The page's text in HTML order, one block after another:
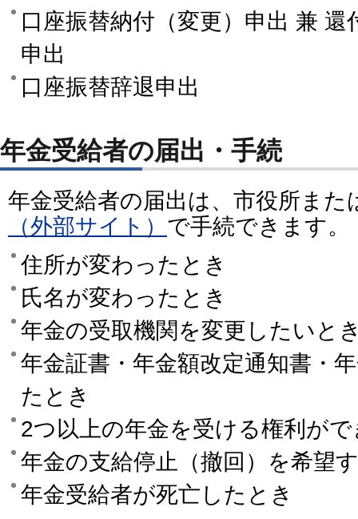
口座振替納付（変更）申出 兼 還
申出
口座振替辞退申出
年金受給者の届出・手続
年金受給者の届出は、市役所また
（外部サイト） で手続できます。
住所が変わったとき
氏名が変わったとき
年金の受取機関を変更したいと
年金証書・年金額改定通知書・
たとき
2つ以上の年金を受ける権利が
年金の支給停止（撤回）を希望
年金受給者が死亡したとき